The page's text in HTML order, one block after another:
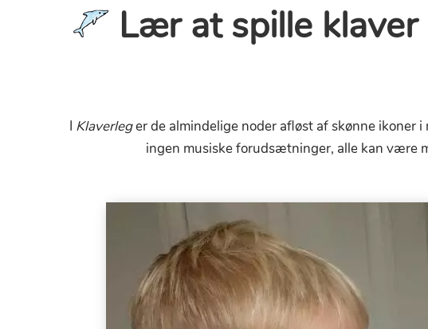
Lær at spille
I Klaverleger de almindelige noder afløst af skønne ikoner
ingen musiske forudsætninger, alle kan være